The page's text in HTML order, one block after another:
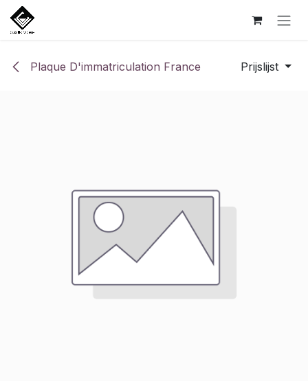
Overslaan naar inhoud
Plaque D'immatriculation France Prijslijst